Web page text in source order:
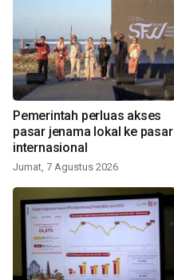
Pemerintah perluas akses
pasar jenama lokal ke pasar
internasional
Jumat, 7 Agustus 2026